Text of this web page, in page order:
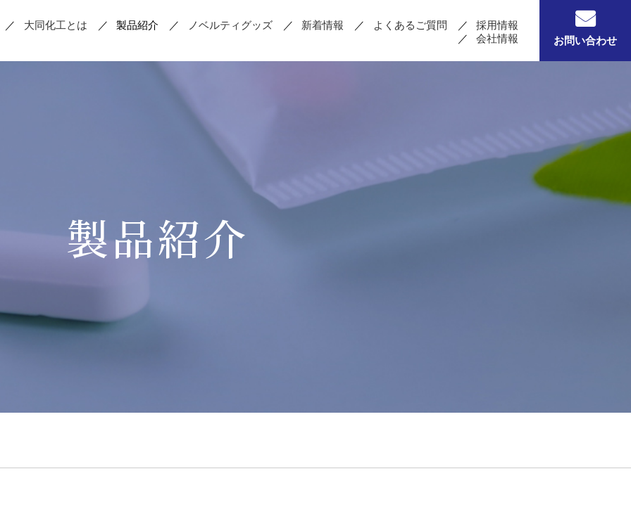
大同化工とは 製品紹介
散薬の調剤
ノベルティグッズ 新着情報 よくあるご質問
採用情報
会社情報
お問い合わせ
製品紹介